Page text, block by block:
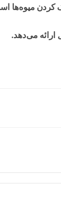
می‌دهد.